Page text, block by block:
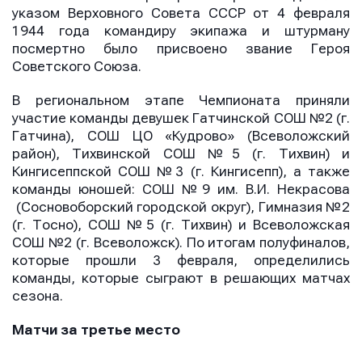
указом Верховного Совета СССР от 4 февраля
1944 года командиру экипажа и штурману
посмертно было присвоено звание Героя
Советского Союза.
В региональном этапе Чемпионата приняли
участие команды девушек Гатчинской СОШ №2 (г.
Гатчина), СОШ ЦО «Кудрово» (Всеволожский
район), Тихвинской СОШ №5 (г. Тихвин) и
Кингисеппской СОШ №3 (г. Кингисепп), а также
команды юношей: СОШ №9 им. В.И. Некрасова
(Сосновоборский городской округ), Гимназия №2
(г. Тосно), СОШ №5 (г. Тихвин) и Всеволожская
СОШ №2 (г. Всеволожск). По итогам полуфиналов,
которые прошли 3 февраля, определились
команды, которые сыграют в решающих матчах
сезона.
Матчи за третье место